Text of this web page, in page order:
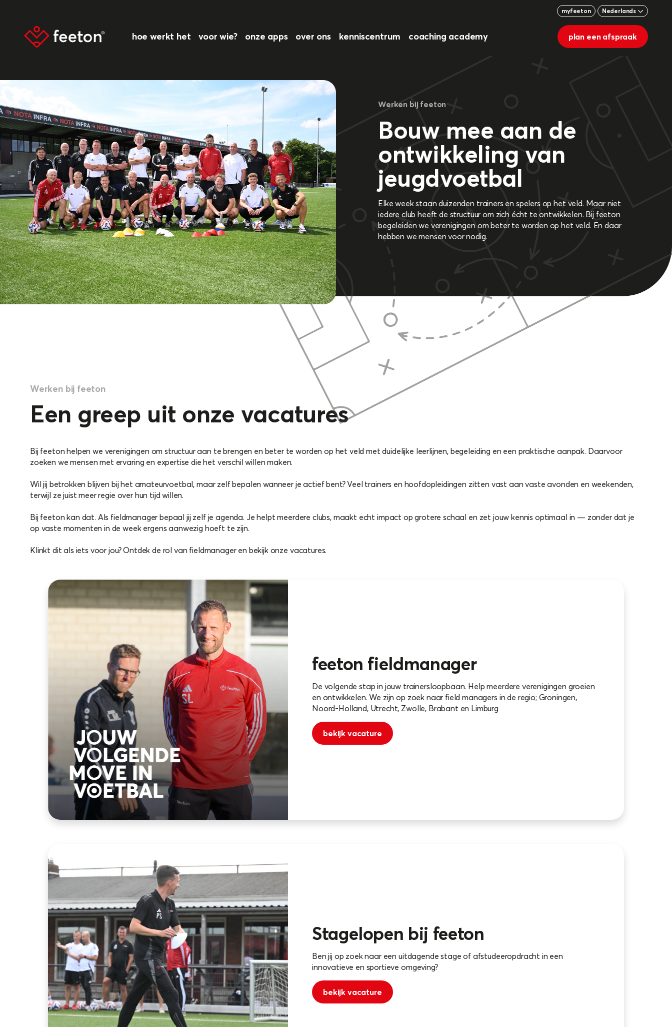
myfeeton Nederlands
hoe werkt het voor wie? onze apps over ons kenniscentrum coaching academy plan een afspraak
Werken bij feeton
Bouw mee aan de
ontwikkeling van
jeugdvoetbal
Elke week staan duizenden trainers en spelers op het veld. Maar niet
iedere club heeft de structuur om zich écht te ontwikkelen. Bij feeton
begeleiden we verenigingen om beter te worden op het veld. En daar
hebben we mensen voor nodig.
Werken bij feeton
Een greep uit onze vacatures
Bij feeton helpen we verenigingen om structuur aan te brengen en beter te worden op het veld met duidelijke leerlijnen, begeleiding en een praktische aanpak. Daarvoor
zoeken we mensen met ervaring en expertise die het verschil willen maken.
Wil jij betrokken blijven bij het amateurvoetbal, maar zelf bepalen wanneer je actief bent? Veel trainers en hoofdopleidingen zitten vast aan vaste avonden en weekenden,
terwijl ze juist meer regie over hun tijd willen.
Bij feeton kan dat. Als fieldmanager bepaal jij zelf je agenda. Je helpt meerdere clubs, maakt echt impact op grotere schaal en zet jouw kennis optimaal in — zonder dat je
op vaste momenten in de week ergens aanwezig hoeft te zijn.
Klinkt dit als iets voor jou? Ontdek de rol van fieldmanager en bekijk onze vacatures.
feeton fieldmanager
De volgende stap in jouw trainersloopbaan. Help meerdere verenigingen groeien
en ontwikkelen. We zijn op zoek naar field managers in de regio; Groningen,
Noord-Holland, Utrecht, Zwolle, Brabant en Limburg
bekijk vacature
Stagelopen bij feeton
Ben jij op zoek naar een uitdagende stage of afstudeeropdracht in een
innovatieve en sportieve omgeving?
bekijk vacature